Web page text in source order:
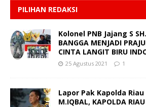
PILIHAN REDAKSI
Kolonel PNB Jajang S
BANGGA MENJADI
CINTA LANGIT BIRU
25 Agustus 2021 1
Lapor Pak Kapolda Riau
M.IQBAL, KAPOLDA